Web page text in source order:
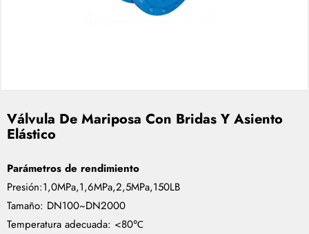
Válvula De Mariposa Con Bridas Y Asiento
Elástico
Parámetros de rendimiento
Presión:1,0MPa,1,6MPa,2,5MPa,150LB
Tamaño: DN100~DN2000
Temperatura adecuada: <80℃